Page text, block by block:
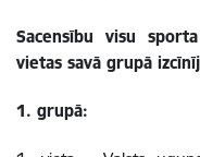
Sacensību visu
vietas savā grupā
1. grupā: